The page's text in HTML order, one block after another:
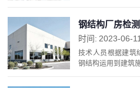
高...
钢结构厂房检
时间: 2023-06-11
技术人员根据建筑
钢结构运用到建筑